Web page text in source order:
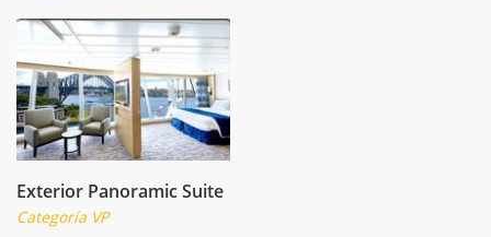
Exterior Panoramic Suite
Categoría VP